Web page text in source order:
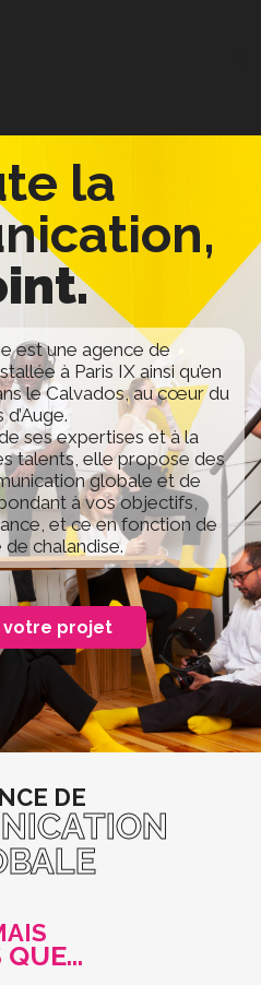
la
est une agence de
à Paris IX ainsi qu’en
le Calvados, au cœur du
d’Auge.
ses expertises et à la
talents, elle propose des
globale et de
à vos objectifs,
et ce en fonction de
chalandise.
votre projet
DE
QUE…